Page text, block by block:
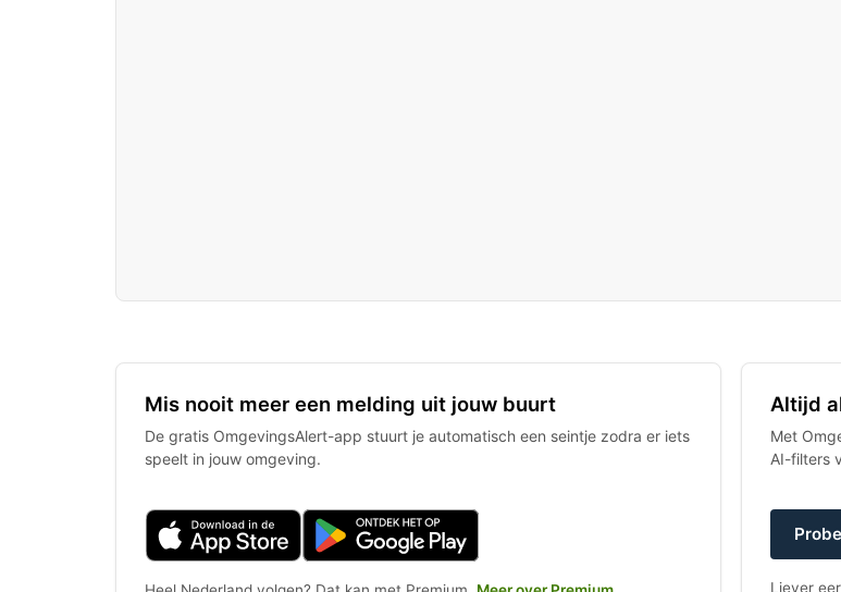
Mis nooit meer een melding uit jouw buurt
De gratis OmgevingsAlert-app stuurt je automatisch een seintje zodra er iets
speelt in jouw omgeving.
Altijd
Met
AI-filters
Liever